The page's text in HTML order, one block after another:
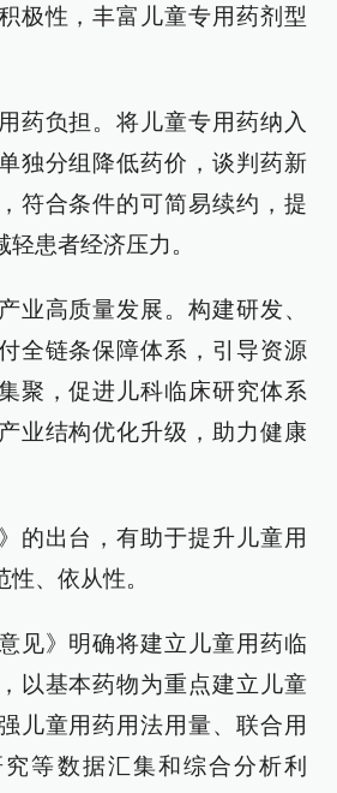
极性，丰富儿童专用药剂型
药负担。将儿童专用药纳入
独分组降低药价，谈判药新
符合条件的可简易续约，提
患者经济压力。
业高质量发展。构建研发、
全链条保障体系，引导资源
聚，促进儿科临床研究体系
业结构优化升级，助力健康
的出台，有助于提升儿童用
、依从性。
见》明确将建立儿童用药临
以基本药物为重点建立儿童
儿童用药用法用量、联合用
等数据汇集和综合分析利